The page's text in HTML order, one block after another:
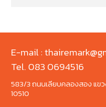
E-mail :
Tel. 083 0694516
583/3 ถนนเลียบคลองสอง แข
10510